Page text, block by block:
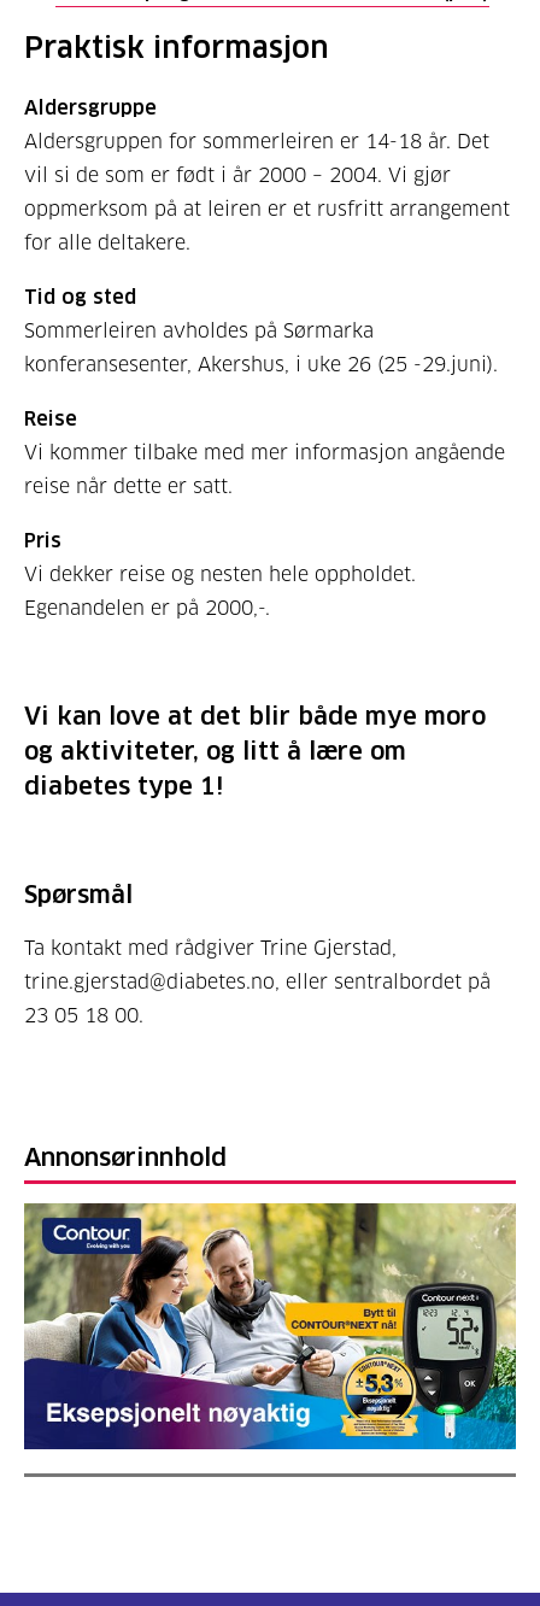
Praktisk informasjon
Aldersgruppe
Aldersgruppen for sommerleiren er 14-18 år. Det
vil si de som er født i år 2000 – 2004. Vi gjør
oppmerksom på at leiren er et rusfritt arrangement
for alle deltakere.
Tid og sted
Sommerleiren avholdes på Sørmarka
konferansesenter, Akershus, i uke 26 (25 -29.juni).
Reise
Vi kommer tilbake med mer informasjon angående
reise når dette er satt.
Pris
Vi dekker reise og nesten hele oppholdet.
Egenandelen er på 2000,-.
Vi kan love at det blir både mye moro
og aktiviteter, og litt å lære om
diabetes type 1!
Spørsmål
Ta kontakt med rådgiver Trine Gjerstad,
trine.gjerstad@diabetes.no, eller sentralbordet på
23 05 18 00.
Annonsørinnhold